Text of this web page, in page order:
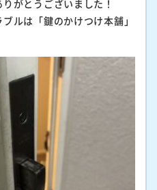
がとうございました！
ルは「鍵のかけつけ本舗」